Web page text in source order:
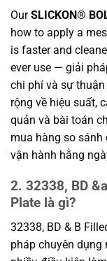
OurSLICKON®
how to apply a
is faster and
ever use — giải
chi phí và sự
rộng về hiệu suất,
quản và bài toán
mua hàng so
vận hành hằng
2. 32338, BD
Plate là gì?
32338, BD & B
pháp chuyên dụng